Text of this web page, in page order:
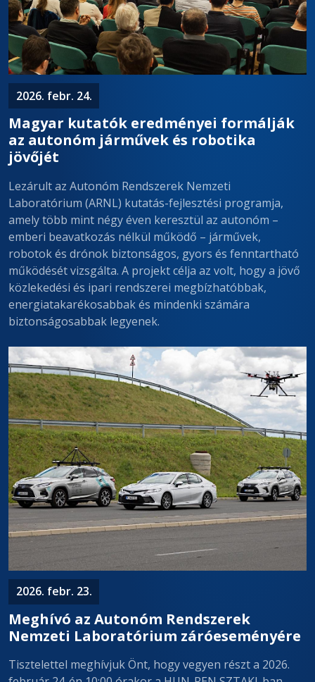
2026. febr. 24.
Magyar kutatók eredményei formálják
az autonóm járművek és robotika
jövőjét
Lezárult az Autonóm Rendszerek Nemzeti
Laboratórium (ARNL) kutatás-fejlesztési programja,
amely több mint négy éven keresztül az autonóm –
emberi beavatkozás nélkül működő – járművek,
robotok és drónok biztonságos, gyors és fenntartható
működését vizsgálta. A projekt célja az volt, hogy a jövő
közlekedési és ipari rendszerei megbízhatóbbak,
energiatakarékosabbak és mindenki számára
biztonságosabbak legyenek.
2026. febr. 23.
Meghívó az Autonóm Rendszerek
Nemzeti Laboratórium záróeseményére
Tisztelettel meghívjuk Önt, hogy vegyen részt a 2026.